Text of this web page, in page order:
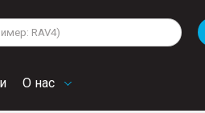
О нас
Mitsubishi
Chevrolet